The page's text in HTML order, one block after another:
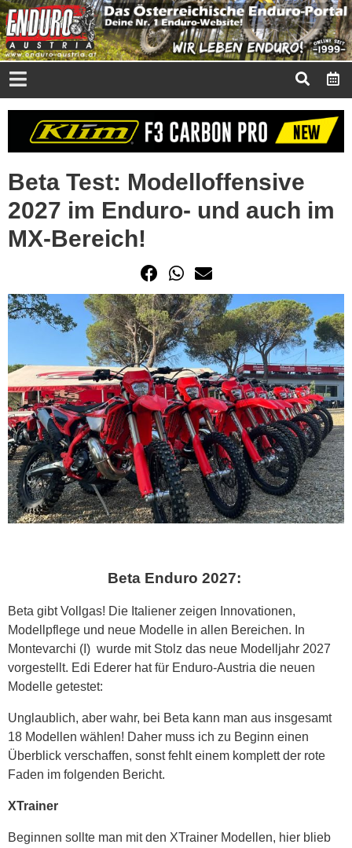
Beta Test: Modelloffensive
2027 im Enduro- und auch im
MX-Bereich!
Beta Enduro 2027:
Beta gibt Vollgas! Die Italiener zeigen Innovationen,
Modellpflege und neue Modelle in allen Bereichen. In
Montevarchi (I) wurde mit Stolz das neue Modelljahr 2027
vorgestellt. Edi Ederer hat für Enduro-Austria die neuen
Modelle getestet:
Unglaublich, aber wahr, bei Beta kann man aus insgesamt
18 Modellen wählen! Daher muss ich zu Beginn einen
Überblick verschaffen, sonst fehlt einem komplett der rote
Faden im folgenden Bericht.
XTrainer
Beginnen sollte man mit den XTrainer Modellen, hier blieb